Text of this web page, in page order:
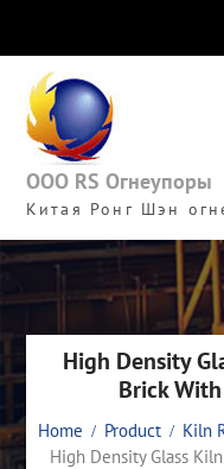
content
ООО RS Огнеупоры
Китая Ронг Шэн
High Density
Brick
Home Product
Kiln
High Density Glass